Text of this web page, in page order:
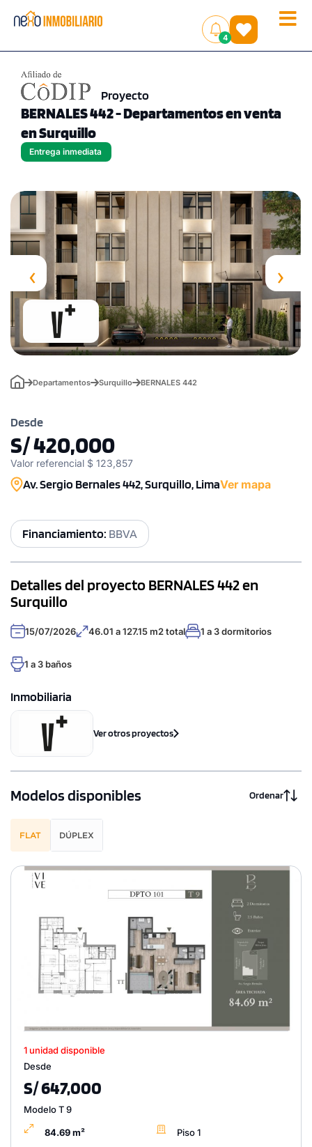
Toggle
4
()
Proyecto
BERNALES 442 - Departamentos en venta
en Surquillo
Entrega inmediata
‹ ›
Departamentos Surquillo BERNALES 442
Desde
S/ 420,000
Valor referencial $ 123,857
Av. Sergio Bernales 442, Surquillo, LimaVer mapa
Financiamiento: BBVA
Detalles del proyecto BERNALES 442 en
Surquillo
15/07/2026 46.01 a 127.15 m2 total 1 a 3 dormitorios
1 a 3 baños
Inmobiliaria
Ver otros proyectos
Modelos disponibles Ordenar
FLAT DÚPLEX
1 unidad disponible
Desde
S/ 647,000
Modelo T 9
84.69 m² Piso 1